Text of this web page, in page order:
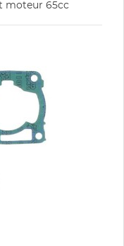
moteur 65cc